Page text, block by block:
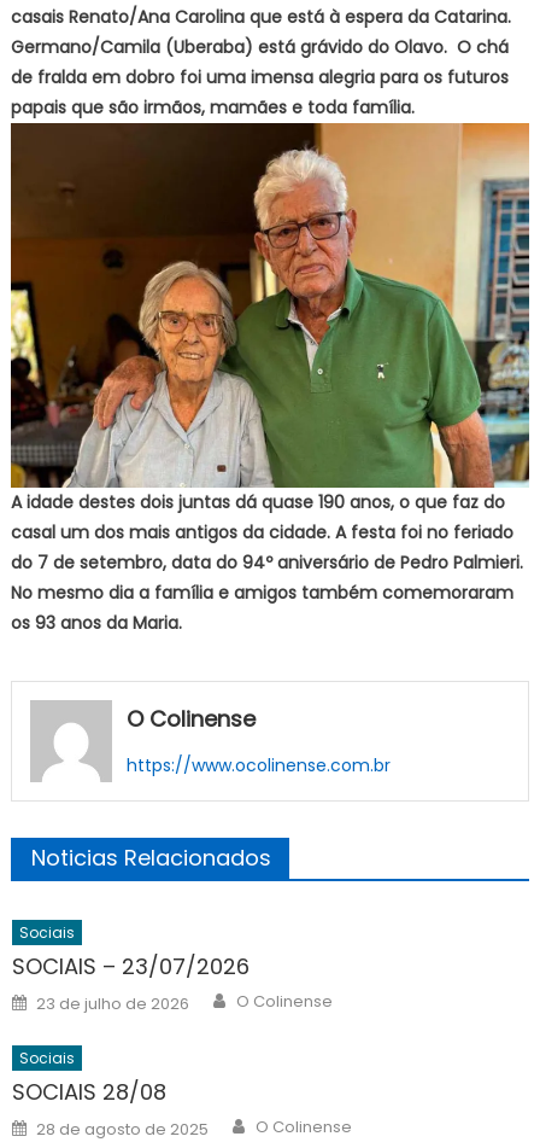
casais Renato/Ana Carolina que está à espera da Catarina.
Germano/Camila (Uberaba) está grávido do Olavo. O chá
de fralda em dobro foi uma imensa alegria para os futuros
papais que são irmãos, mamães e toda família.
A idade destes dois juntas dá quase 190 anos, o que faz do
casal um dos mais antigos da cidade. A festa foi no feriado
do 7 de setembro, data do 94º aniversário de Pedro Palmieri.
No mesmo dia a família e amigos também comemoraram
os 93 anos da Maria.
O Colinense
https://www.ocolinense.com.br
Noticias Relacionados
Sociais
SOCIAIS – 23/07/2026
Posted
on
23 de julho de 2026 Author
O Colinense
Sociais
SOCIAIS 28/08
Posted
on
28 de agosto de 2025 Author
O Colinense